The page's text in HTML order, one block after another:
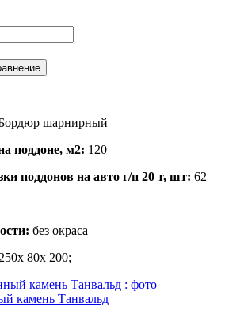
шарнирный
поддоне, м2: 120
поддонов на авто г/п 20 т, шт: 62
без окраса
250x 80x 200;
камень Танвальд